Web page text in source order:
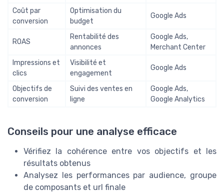
Coût par
conversion
Optimisation du
budget
Google Ads
ROAS
Rentabilité des
annonces
Google Ads,
Merchant Center
Impressions et
clics
Visibilité et
engagement
Google Ads
Objectifs de
conversion
Suivi des ventes en
ligne
Google Ads,
Google Analytics
Conseils pour une analyse efficace
Vérifiez la cohérence entre vos objectifs et les
résultats obtenus
Analysez les performances par audience, groupe
de composants et url finale